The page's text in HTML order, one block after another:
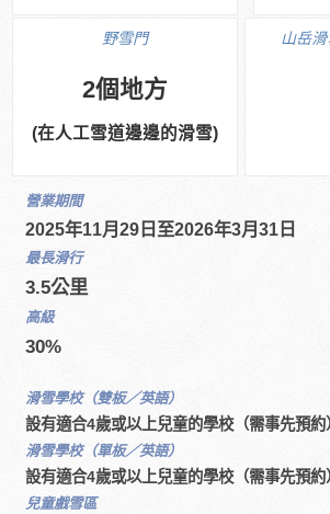
野雪門
2個地方
(在人工雪道邊邊的滑雪)
山岳滑
營業期間
2025年11月29日至2026年3月31日
最長滑行
3.5公里
高級
30%
滑雪學校（雙板／英語）
設有適合4歲或以上兒童的學校（需事先預約
滑雪學校（單板／英語）
設有適合4歲或以上兒童的學校（需事先預約
兒童戲雪區